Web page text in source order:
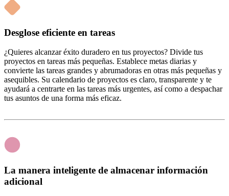
Desglose eficiente en tareas
¿Quieres alcanzar éxito duradero en tus proyectos? Divide tus
proyectos en tareas más pequeñas. Establece metas diarias y
convierte las tareas grandes y abrumadoras en otras más pequeñas y
asequibles. Su calendario de proyectos es claro, transparente y te
ayudará a centrarte en las tareas más urgentes, así como a despachar
tus asuntos de una forma más eficaz.
La manera inteligente de almacenar información
adicional